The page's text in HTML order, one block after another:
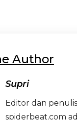
Author
Supri
Editor dan
spiderbeat.com